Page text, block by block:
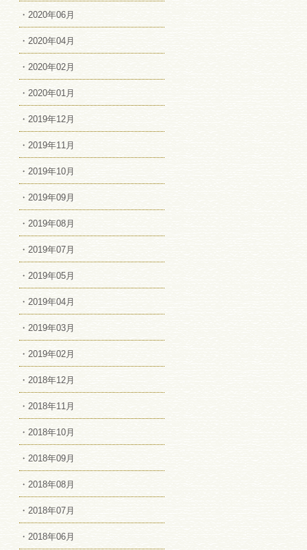
・2020年06月
・2020年04月
・2020年02月
・2020年01月
・2019年12月
・2019年11月
・2019年10月
・2019年09月
・2019年08月
・2019年07月
・2019年05月
・2019年04月
・2019年03月
・2019年02月
・2018年12月
・2018年11月
・2018年10月
・2018年09月
・2018年08月
・2018年07月
・2018年06月